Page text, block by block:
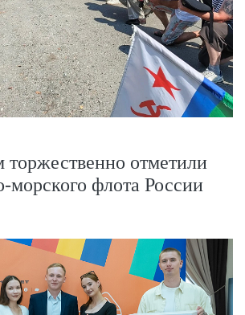
отметили
флота России